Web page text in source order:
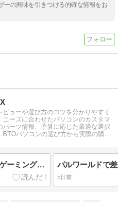
ーの興味を引きつける的確な情報をお
ューや選び方のコツを分かりやすく
ニーズに合わせたパソコンのカスタマ
パーツ情報、予算に応じた最適な選択
BTOパソコンの選び方から実際の購入
パルワールドを快適に遊ぶ ゲーミングPCの正解はコレ
5日前